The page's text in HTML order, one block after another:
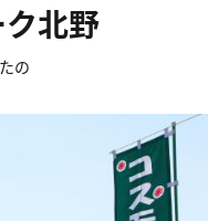
北野
の